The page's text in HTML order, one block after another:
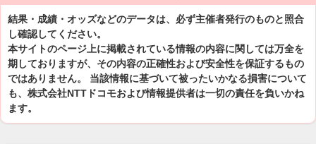
結果・成績・オッズなどのデータは、必ず主催者発行のものと照合
し確認してください。
本サイトのページ上に掲載されている情報の内容に関しては万全を
期しておりますが、その内容の正確性および安全性を保証するもの
ではありません。 当該情報に基づいて被ったいかなる損害について
も、株式会社NTTドコモおよび情報提供者は一切の責任を負いかね
ます。